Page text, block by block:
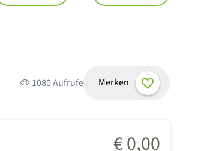
1080 Aufrufe Merken
€ 0,00